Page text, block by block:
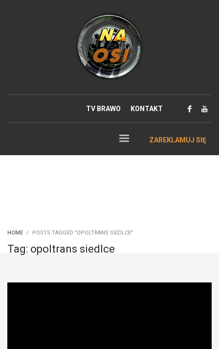
TV BRAWO KONTAKT
ZAREKLAMUJ SIĘ
HOME POSTS TAGGED "OPOLTRANS SIEDLCE"
Tag: opoltrans siedlce